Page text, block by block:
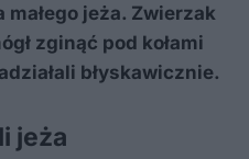
jeża. Zwierzak
zginąć pod kołami
błyskawicznie.
jeża